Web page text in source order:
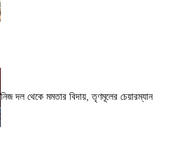
নিজ দল থেকে মমতার বিদায়, তৃণমূলের চেয়ারম্যান